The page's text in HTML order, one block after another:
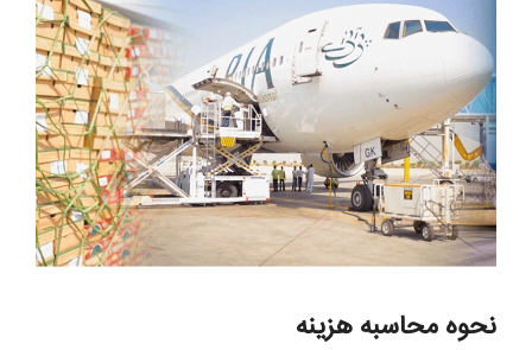
نحوه محاسبه هزینه